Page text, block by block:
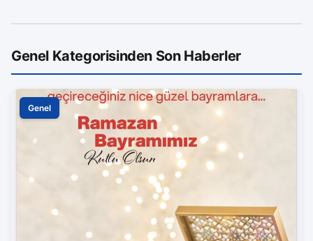
Genel Kategorisinden Son Haberler
Genel